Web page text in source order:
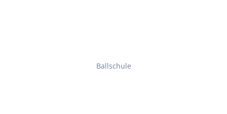
Ballschule